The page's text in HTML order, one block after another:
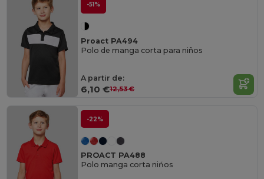
-51%
Proact PA494
Polo de manga corta para niños
A partir de:
6,10 €12,53 €
-22%
PROACT PA488
Polo manga corta nińos